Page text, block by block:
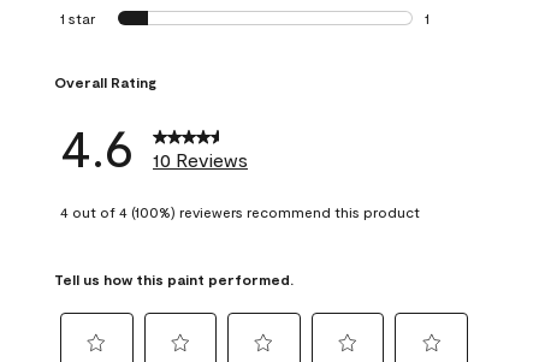
0 reviews with 2
1 star stars
1
Overall Rating
4.6 10 Reviews
4 out of 4 (100%) reviewers recommend this product
Tell us how this paint performed.